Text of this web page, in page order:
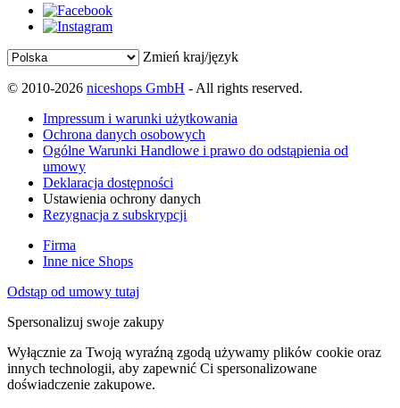
Zmień kraj/język
© 2010-2026 niceshops GmbH - All rights reserved.
Impressum i warunki użytkowania
Ochrona danych osobowych
Ogólne Warunki Handlowe i prawo do odstąpienia od
umowy
Deklaracja dostępności
Ustawienia ochrony danych
Rezygnacja z subskrypcji
Firma
Inne nice Shops
Odstąp od umowy tutaj
Spersonalizuj swoje zakupy
Wyłącznie za Twoją wyraźną zgodą używamy plików cookie oraz
innych technologii, aby zapewnić Ci spersonalizowane
doświadczenie zakupowe.